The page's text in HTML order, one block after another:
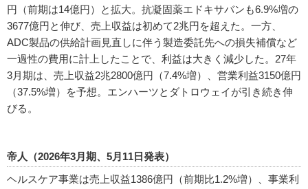
円（前期は14億円）と拡大。抗凝固薬エドキサバンも6.9%増の
3677億円と伸び、売上収益は初めて2兆円を超えた。一方、
ADC製品の供給計画見直しに伴う製造委託先への損失補償など
一過性の費用に計上したことで、利益は大きく減少した。27年
3月期は、売上収益2兆2800億円（7.4%増）、営業利益3150億円
（37.5%増）を予想。エンハーツとダトロウェイが引き続き伸
びる。
帝人（2026年3月期、5月11日発表）
ヘルスケア事業は売上収益1386億円（前期比1.2%増）、事業利